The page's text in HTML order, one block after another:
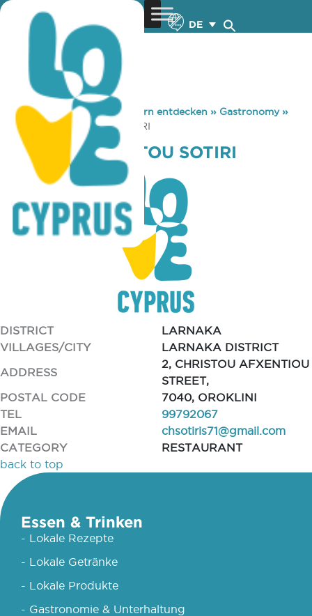
DE
You are here: Home »Zypern entdecken » Gastronomy»
TO OKTAGONO TOU SOTIRI
TO OKTAGONO TOU SOTIRI
DISTRICT
LARNAKA
VILLAGES/CITY
LARNAKA DISTRICT
ADDRESS
2, CHRISTOU AFXENTIOU
STREET,
POSTAL CODE
7040, OROKLINI
TEL
99792067
EMAIL
chsotiris71@gmail.com
CATEGORY
RESTAURANT
back to top
Essen & Trinken
- Lokale Rezepte
- Lokale Getränke
- Lokale Produkte
- Gastronomie & Unterhaltung